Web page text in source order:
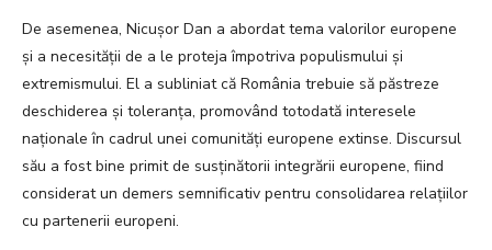
De asemenea, Nicușor Dan a abordat tema valorilor europene
și a necesității de a le proteja împotriva populismului și
extremismului. El a subliniat că România trebuie să păstreze
deschiderea și toleranța, promovând totodată interesele
naționale în cadrul unei comunități europene extinse. Discursul
său a fost bine primit de susținătorii integrării europene, fiind
considerat un demers semnificativ pentru consolidarea relațiilor
cu partenerii europeni.